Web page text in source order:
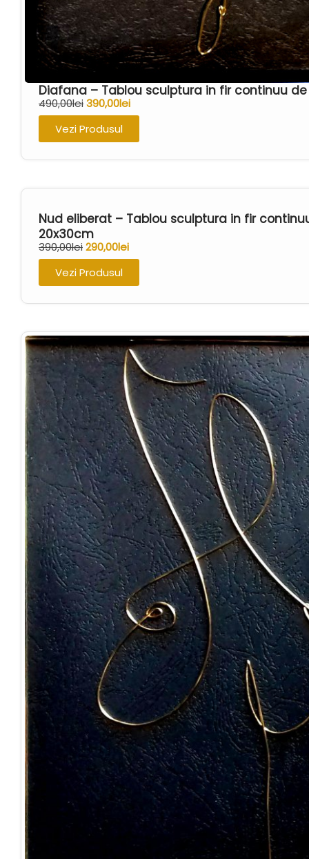
Diafana – Tablou sculptura in fir continuu
490,00lei390,00lei
Vezi Produsul
Nud eliberat – Tablou sculptura in fir
20x30cm
390,00lei290,00lei
Vezi Produsul